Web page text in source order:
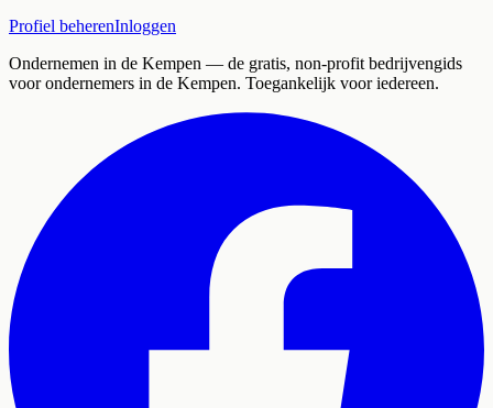
Profiel beherenInloggen
Ondernemen in de Kempen — de gratis, non-profit bedrijvengids
voor ondernemers in de Kempen. Toegankelijk voor iedereen.